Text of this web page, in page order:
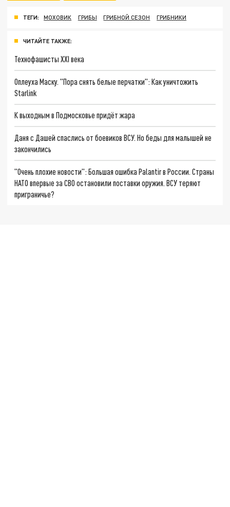
ТЕГИ: МОХОВИК ГРИБЫ ГРИБНОЙ СЕЗОН ГРИБНИКИ
ЧИТАЙТЕ ТАКЖЕ:
Технофашисты XXI века
Оплеуха Маску. "Пора снять белые перчатки": Как уничтожить
Starlink
К выходным в Подмосковье придёт жара
Даня с Дашей спаслись от боевиков ВСУ. Но беды для малышей не
закончились
"Очень плохие новости": Большая ошибка Palantir в России. Страны
НАТО впервые за СВО остановили поставки оружия. ВСУ теряют
приграничье?